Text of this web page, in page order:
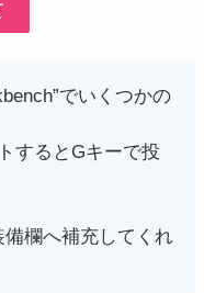
でいくつかの
するとGキーで投
欄へ補充してくれ